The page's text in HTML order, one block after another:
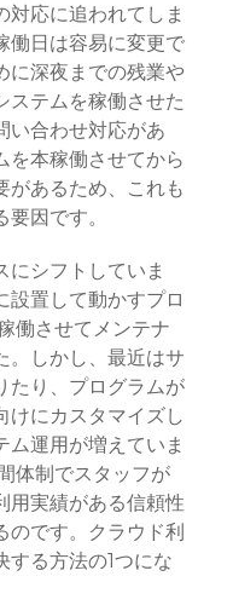
対応に追われてしま
働日は容易に変更で
に深夜までの残業や
ステムを稼働させた
い合わせ対応があ
を本稼働させてから
があるため、これも
因です。
にシフトしていま
設置して動かすプロ
働させてメンテナ
。しかし、最近はサ
たり、プログラムが
けにカスタマイズし
ム運用が増えていま
体制でスタッフが
用実績がある信頼性
のです。クラウド利
する方法の1つにな